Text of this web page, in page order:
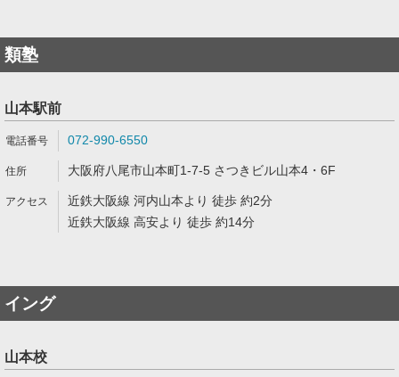
類塾
山本駅前
072-990-6550
大阪府八尾市山本町1-7-5 さつきビル山本4・6F
近鉄大阪線 河内山本より 徒歩 約2分
近鉄大阪線 高安より 徒歩 約14分
イング
山本校